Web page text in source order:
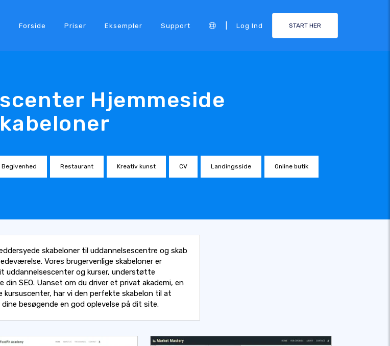
Forside Priser Eksempler Support Log Ind START HER
Hjemmeside
Begivenhed Restaurant Kreativ kunst CV Landingsside Online butik
skabeloner til uddannelsescentre og skab
Vores brugervenlige skabeloner er
og kurser, understøtte
SEO. Uanset om du driver et privat akademi, en
kursuscenter, har vi den perfekte skabelon til at
besøgende en god oplevelse på dit site.